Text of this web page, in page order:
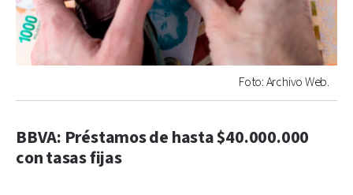
Foto: Archivo Web.
BBVA: Préstamos de hasta $40.000.000
con tasas fijas